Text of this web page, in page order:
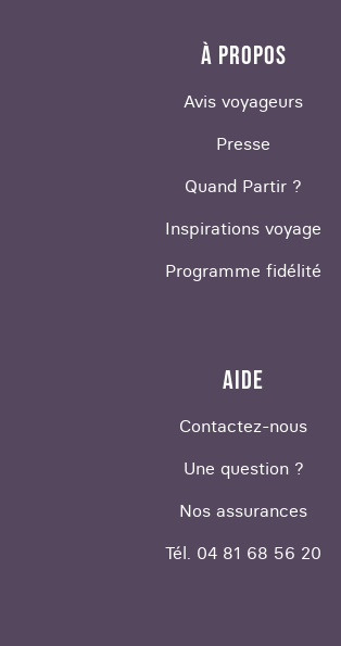
À PROPOS
Avis voyageurs
Presse
Quand Partir ?
Inspirations voyage
Programme fidélité
AIDE
Contactez-nous
Une question ?
Nos assurances
Tél. 04 81 68 56 20